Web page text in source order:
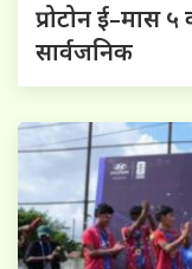
प्रोटोन ई–मास
सार्वजनिक